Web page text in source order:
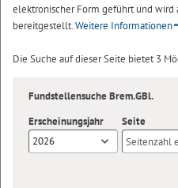
elektronischer Form geführt und wird
bereitgestellt.Weitere Informationen
Die Suche auf dieser Seite bietet 3
Fundstellensuche Brem.GBl.
Erscheinungsjahr
2026
Seite